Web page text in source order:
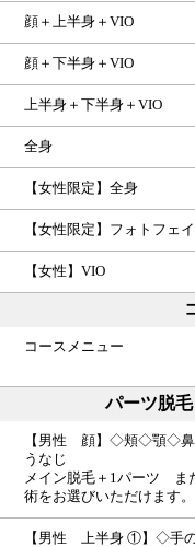
顔＋上半身＋VIO
顔＋下半身＋VIO
上半身＋下半身＋VIO
全身
【女性限定】全身
【女性限定】フォトフェ
【女性】VIO
コースメニュー
パーツ脱
【男性 顔】◇頬◇顎◇
うなじ
メイン脱毛＋1パーツ ま
術をお選びいただけます。
【男性 上半身 ①】◇手